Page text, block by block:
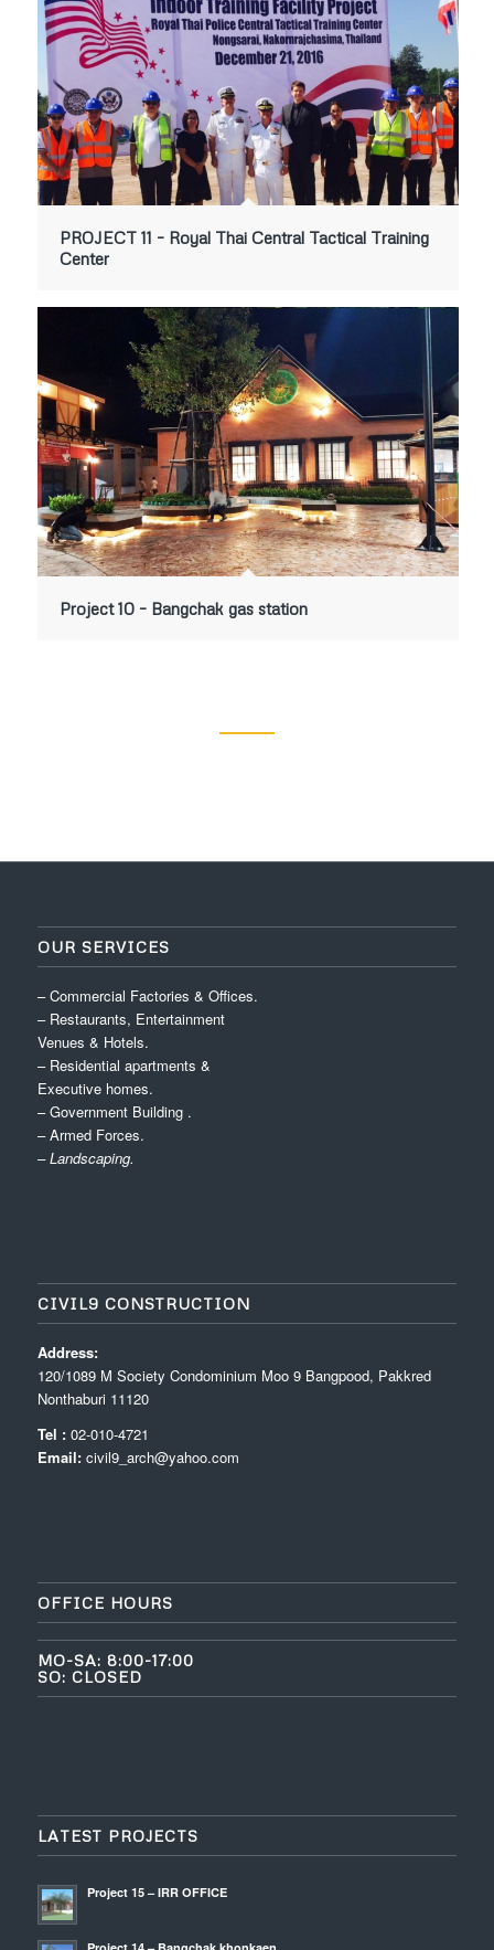
PROJECT 11 – Royal Thai Central Tactical Training
Center
Project 10 – Bangchak gas station
OUR SERVICES
– Commercial Factories & Offices.
– Restaurants, Entertainment
Venues & Hotels.
– Residential apartments &
Executive homes.
– Government Building .
– Armed Forces.
– Landscaping.
CIVIL9 CONSTRUCTION
Address:
120/1089 M Society Condominium Moo 9 Bangpood, Pakkred
Nonthaburi 11120
Tel :02-010-4721
Email: civil9_arch@yahoo.com
OFFICE HOURS
MO-SA: 8:00-17:00
SO: CLOSED
LATEST PROJECTS
Project 15 – IRR OFFICE